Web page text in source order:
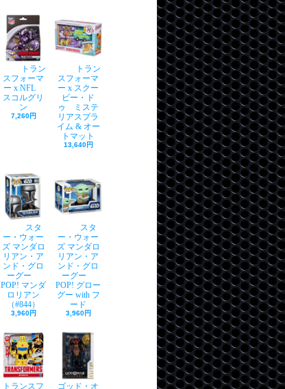
トラン
スフォーマ
ー x NFL
スコルグリ
ン
7,260円
トラン
スフォーマ
ー x スクー
ビー・ド
ゥ ミステ
リアスプラ
イム & オー
トマット
13,640円
スタ
ー・ウォー
ズ マンダロ
リアン・ア
ンド・グロ
ーグー
POP! マンダ
ロリアン
（#844）
3,960円
スタ
ー・ウォー
ズ マンダロ
リアン・ア
ンド・グロ
ーグー
POP! グロー
グー with フ
ード
3,960円
トランスフ
ゴッド・オ